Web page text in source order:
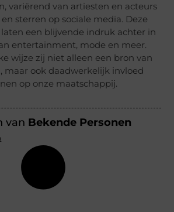
variërend van artiesten en acteurs
sterren op sociale media. Deze
een blijvende indruk achter in
entertainment, mode en meer.
wijze zij niet alleen een bron van
maar ook daadwerkelijk invloed
op onze maatschappij.
van Bekende Personen